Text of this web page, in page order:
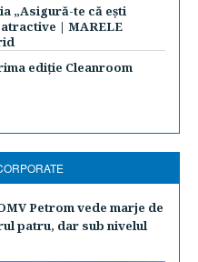
„Asigură-te că ești
| MARELE
ediție Cleanroom
Petrom vede marje de
patru, dar sub nivelul